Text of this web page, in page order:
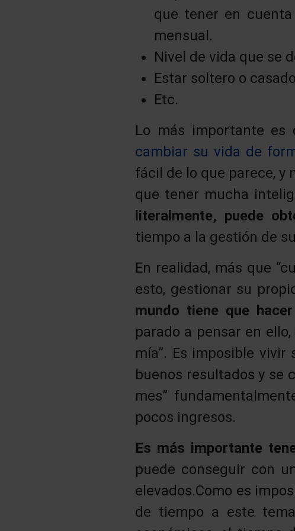
que tener en
mensual.
Nivel de vida que se
Estar soltero o
Etc.
Lo más importante es
cambiar su vida de
fácil de lo que parece, y
que tener mucha
literalmente, puede
tiempo a la gestión de
En realidad, más que
esto, gestionar su
mundo tiene que
parado a pensar en
mía”. Es imposible
buenos resultados y se
mes”
pocos ingresos.
Es más importante
puede conseguir con
elevados.Como es
de tiempo a este